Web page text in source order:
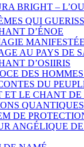
BRIGHT –
QUI
D’ÉNOE
AU PAYS DE
D’OSIIRIS
DES
DU
ET LE CHANT
QUANTIQUES
DE
ANGÉLIQUE